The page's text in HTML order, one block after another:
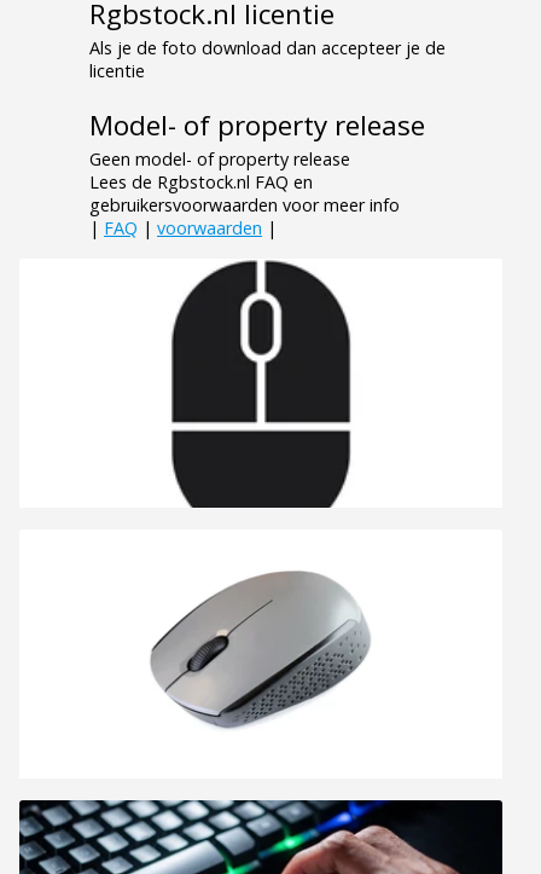
Rgbstock.nl licentie
Als je de foto download dan accepteer je de
licentie
Model- of property release
Geen model- of property release
Lees de Rgbstock.nl FAQ en
gebruikersvoorwaarden voor meer info
| FAQ | voorwaarden |